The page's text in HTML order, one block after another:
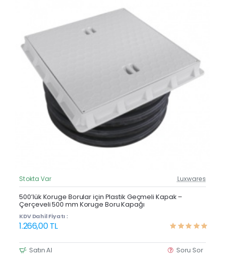
Güncel Fiyat
Stokta Var Luxwares
500’lük Koruge Borular için Plastik Geçmeli Kapak –
Çerçeveli 500 mm Koruge Boru Kapağı
KDV Dahil Fiyatı :
1.266,00 TL
Satın Al Soru Sor